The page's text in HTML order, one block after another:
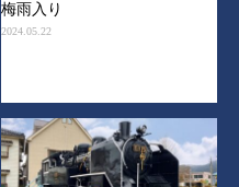
梅雨入り
2024.05.22